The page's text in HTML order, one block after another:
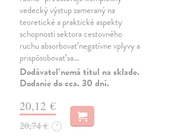
vedecký výstup zameraný na
teoretické a praktické aspekty
schopnosti sektora cestovného
ruchu absorbovať negatívne vplyvy a
prispôsobovať sa…
Dodávateľ nemá titul na sklade.
Dodanie do cca. 30 dní.
20,12 €
20,74 € ?